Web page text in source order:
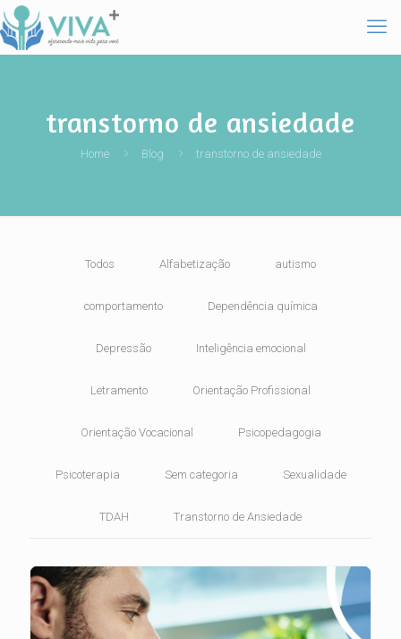
transtorno de ansiedade
Home Blog transtorno de ansiedade
Todos Alfabetização autismo
comportamento Dependência química
Depressão Inteligência emocional
Letramento Orientação Profissional
Orientação Vocacional Psicopedagogia
Psicoterapia Sem categoria Sexualidade
TDAH Transtorno de Ansiedade